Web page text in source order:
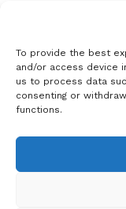
To provide the best
and/or access device
us to process data
consenting or
functions.